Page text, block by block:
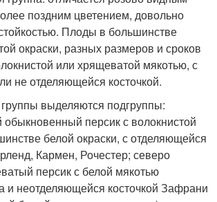
поздним цветением, довольно
Плоды в большинстве
окраски, разных размеров и сроков
или хрящеватой мякотью, с
не отделяющейся косточкой.
выделяются подгруппы:
обыкновенный персик с волокнистой
белой окраски, с отделяющейся
Кармен, Рочестер; северо
персик с белой мякотью
и неотделяющейся косточкой Зафрани